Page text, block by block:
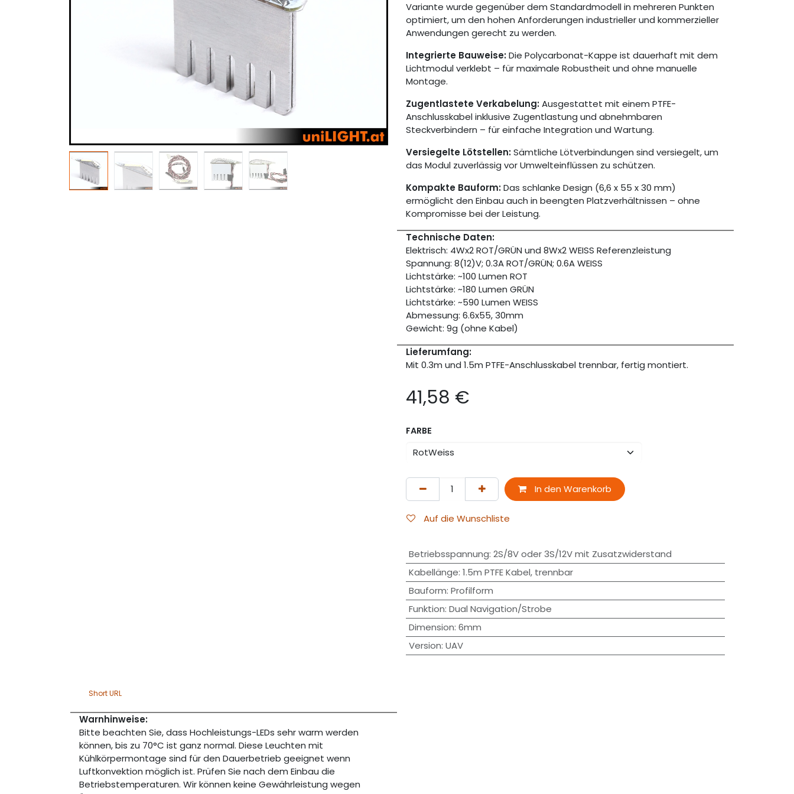
Variante wurde gegenüber dem Standardmodell in mehreren Punkten
optimiert, um den hohen Anforderungen industrieller und kommerzieller
Anwendungen gerecht zu werden.
Integrierte Bauweise:Die Polycarbonat-Kappe ist dauerhaft mit dem
Lichtmodul verklebt – für maximale Robustheit und ohne manuelle
Montage.
Zugentlastete Verkabelung:Ausgestattet mit einem PTFE-
Anschlusskabel inklusive Zugentlastung und abnehmbaren
Steckverbindern – für einfache Integration und Wartung.
Versiegelte Lötstellen:Sämtliche Lötverbindungen sind versiegelt, um
das Modul zuverlässig vor Umwelteinflüssen zu schützen.
Kompakte Bauform:Das schlanke Design (6,6 x 55 x 30 mm)
ermöglicht den Einbau auch in beengten Platzverhältnissen – ohne
Kompromisse bei der Leistung.
Technische Daten:
Elektrisch: 4Wx2 ROT/GRÜN und 8Wx2 WEISS Referenzleistung
Spannung: 8(12)V; 0.3A ROT/GRÜN; 0.6A WEISS
Lichtstärke: ~100 Lumen ROT
Lichtstärke: ~180 Lumen GRÜN
Lichtstärke: ~590 Lumen WEISS
Abmessung: 6.6x55, 30mm
Gewicht: 9g (ohne Kabel)
Lieferumfang:
Mit 0.3m und 1.5m PTFE-Anschlusskabel trennbar, fertig montiert.
41,58 €
FARBE
In den Warenkorb
Auf die Wunschliste
Betriebsspannung: 2S/8V oder 3S/12V mit Zusatzwiderstand
Kabellänge: 1.5m PTFE Kabel, trennbar
Bauform: Profilform
Funktion: Dual Navigation/Strobe
Dimension: 6mm
Version: UAV
Short URL
Warnhinweise:
Bitte beachten Sie, dass Hochleistungs-LEDs sehr warm werden
können, bis zu 70°C ist ganz normal. Diese Leuchten mit
Kühlkörpermontage sind für den Dauerbetrieb geeignet wenn
Luftkonvektion möglich ist. Prüfen Sie nach dem Einbau die
Betriebstemperaturen. Wir können keine Gewährleistung wegen